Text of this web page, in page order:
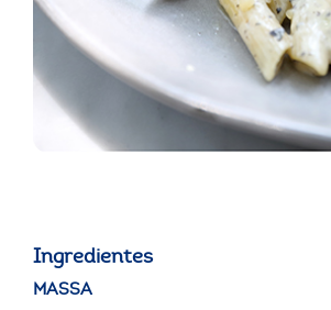
Ingredientes
MASSA